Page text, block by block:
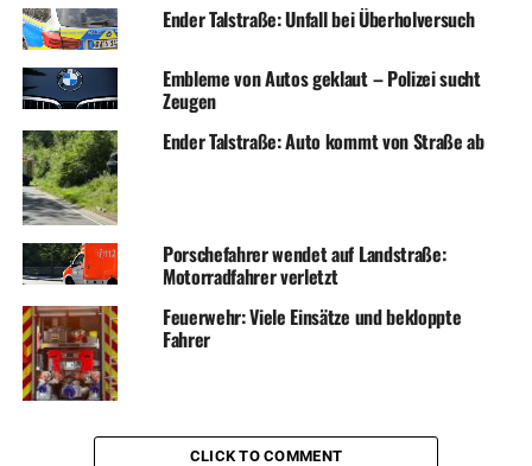
Ender Talstraße: Unfall bei Überholversuch
Embleme von Autos geklaut – Polizei sucht
Zeugen
Ender Talstraße: Auto kommt von Straße ab
Porschefahrer wendet auf Landstraße:
Motorradfahrer verletzt
Feuerwehr: Viele Einsätze und bekloppte
Fahrer
CLICK TO COMMENT